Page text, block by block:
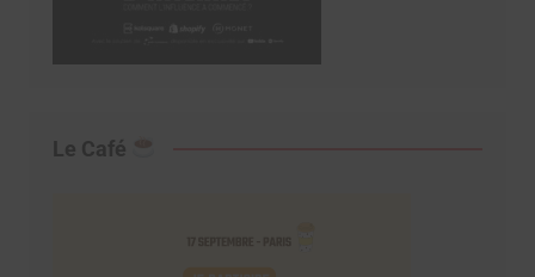
Le Café